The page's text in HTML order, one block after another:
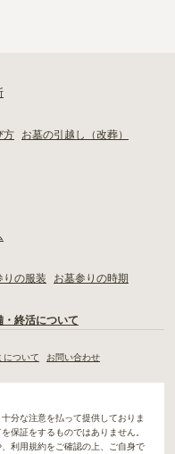
方
お墓の引越し（改葬）
りの服装
お墓参りの時期
・終活について
について お問い合わせ
分な注意を払って提供しておりま
保証をするものではありません。
利用規約をご確認の上、ご自身で